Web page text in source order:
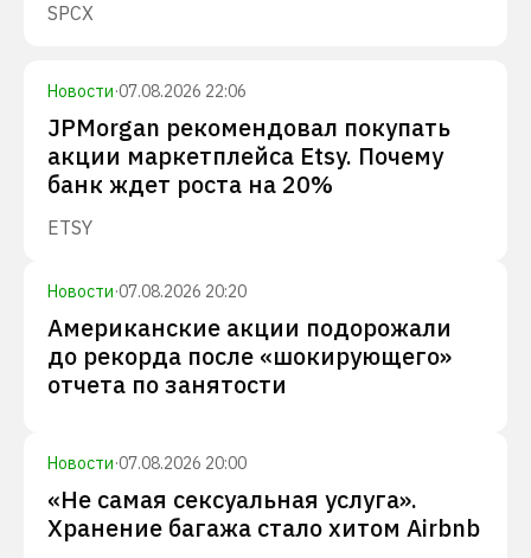
SPCX
Новости·07.08.2026 22:06
JPMorgan рекомендовал покупать
акции маркетплейса Etsy. Почему
банк ждет роста на 20%
ETSY
Новости·07.08.2026 20:20
Американские акции подорожали
до рекорда после «шокирующего»
отчета по занятости
Новости·07.08.2026 20:00
«Не самая сексуальная услуга».
Хранение багажа стало хитом Airbnb